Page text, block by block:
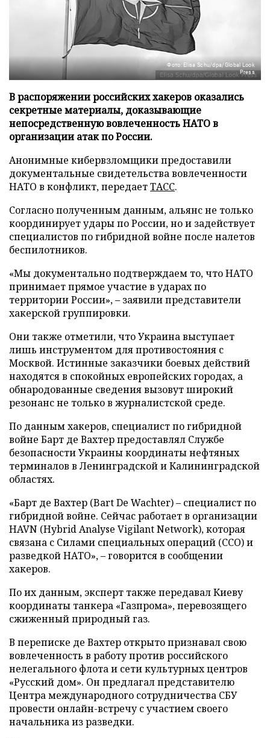
Фото: Elisa Schu/dpa/Global Look
Press
В распоряжении российских хакеров оказались
секретные материалы, доказывающие
непосредственную вовлеченность НАТО в
организации атак по России.
Анонимные кибервзломщики предоставили
документальные свидетельства вовлеченности
НАТО в конфликт, передаетТАСС.
Согласно полученным данным, альянс не только
координирует удары по России, но и задействует
специалистов по гибридной войне после налетов
беспилотников.
«Мы документально подтверждаем то, что НАТО
принимает прямое участие в ударах по
территории России», – заявили представители
хакерской группировки.
Они также отметили, что Украина выступает
лишь инструментом для противостояния с
Москвой. Истинные заказчики боевых действий
находятся в спокойных европейских городах, а
обнародованные сведения вызовут широкий
резонанс не только в журналистской среде.
По данным хакеров, специалист по гибридной
войне Барт де Вахтер предоставлял Службе
безопасности Украины координаты нефтяных
терминалов в Ленинградской и Калининградской
областях.
«Барт де Вахтер (Bart De Wachter) – специалист по
гибридной войне. Сейчас работает в организации
HAVN (Hybrid Analyse Vigilant Network), которая
связана с Силами специальных операций (ССО) и
разведкой НАТО», – говорится в сообщении
хакеров.
По их данным, эксперт также передавал Киеву
координаты танкера «Газпрома», перевозящего
сжиженный природный газ.
В переписке де Вахтер открыто признавал свою
вовлеченность в работу против российского
нелегального флота и сети культурных центров
«Русский дом». Он предлагал представителю
Центра международного сотрудничества СБУ
провести онлайн-встречу с участием своего
начальника из разведки.